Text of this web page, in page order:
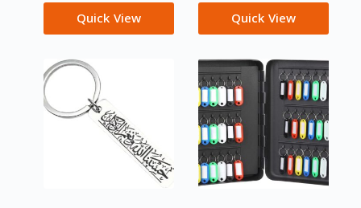
Quick View
Quick View